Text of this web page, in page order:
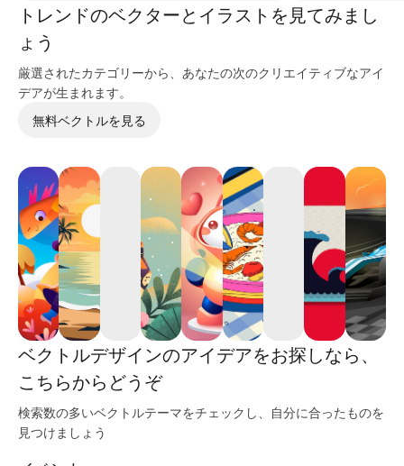
トレンドのベクターとイラストを見てみまし
ょう
厳選されたカテゴリーから、あなたの次のクリエイティブなアイ
デアが生まれます。
無料ベクトルを見る
ベクトルデザインのアイデアをお探しなら、
こちらからどうぞ
検索数の多いベクトルテーマをチェックし、自分に合ったものを
見つけましょう